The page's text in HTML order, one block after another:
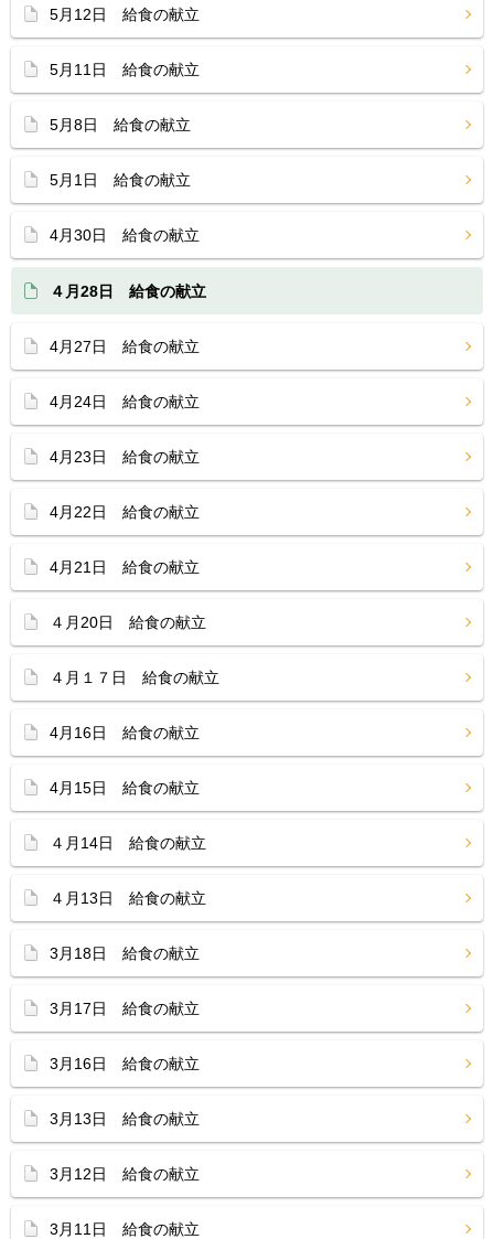
5月12日 給食の献立
5月11日 給食の献立
5月8日 給食の献立
5月1日 給食の献立
4月30日 給食の献立
４月28日 給食の献立
4月27日 給食の献立
4月24日 給食の献立
4月23日 給食の献立
4月22日 給食の献立
4月21日 給食の献立
４月20日 給食の献立
４月１７日 給食の献立
4月16日 給食の献立
4月15日 給食の献立
４月14日 給食の献立
４月13日 給食の献立
3月18日 給食の献立
3月17日 給食の献立
3月16日 給食の献立
3月13日 給食の献立
3月12日 給食の献立
3月11日 給食の献立